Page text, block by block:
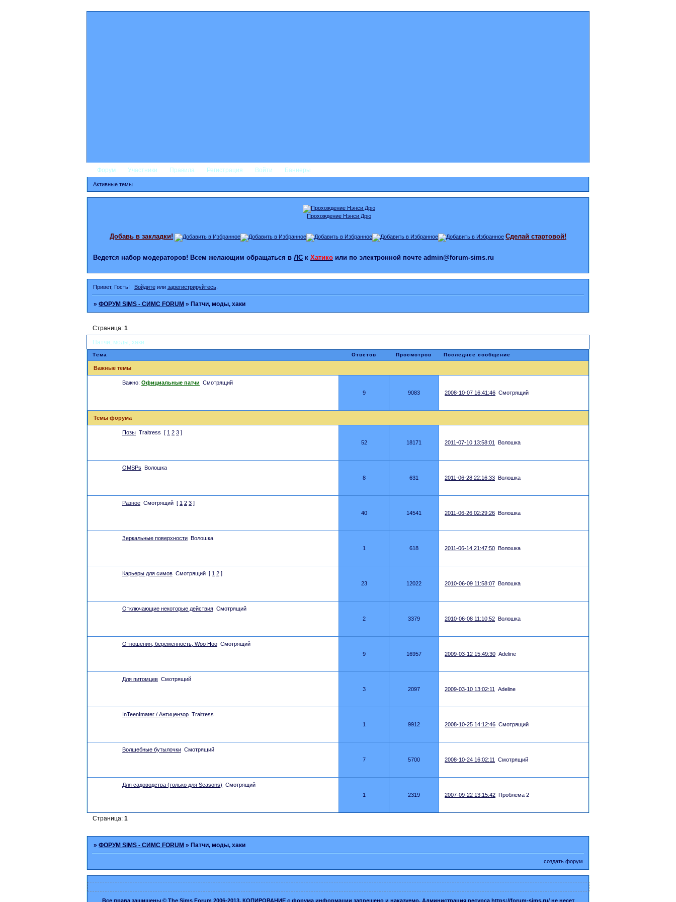
Форум Участники Правила Регистрация Войти Баннеры
Активные темы
Прохождение Нэнси Дрю
Добавь в закладки! Сделай стартовой!
Ведется набор модераторов! Всем желающим обращаться в ЛС к Хатико или по электронной почте admin@forum-sims.ru
Привет, Гость! Войдитеили зарегистрируйтесь.
»ФОРУМ SIMS - СИМС FORUM »Патчи, моды, хаки
Патчи, моды, хаки
Страница:1
Тема Ответов Просмотров Последнее сообщение
Важные темы
Важно: Официальные патчи Смотрящий
9
9083 2008-10-07 16:41:46 Смотрящий
Темы форума
Позы Traitress [ 1 2 3 ]
52
18171 2011-07-10 13:58:01 Волошка
OMSPs Волошка
8
631 2011-06-28 22:16:33 Волошка
Разное Смотрящий [ 1 2 3 ]
40
14541 2011-06-26 02:29:26 Волошка
Зеркальные поверхности Волошка
1
618 2011-06-14 21:47:50 Волошка
Карьеры для симов Смотрящий [ 1 2 ]
23
12022 2010-06-09 11:58:07 Волошка
Отключающие некоторые действия Смотрящий
2
3379 2010-06-08 11:10:52 Волошка
Отношения, беременность, Woo Hoo Смотрящий
9
16957 2009-03-12 15:49:30 Adeline
Для питомцев Смотрящий
3
2097 2009-03-10 13:02:11 Adeline
InTeenImater / Антицензор Traitress
1
9912 2008-10-25 14:12:46 Смотрящий
Волшебные бутылочки Смотрящий
7
5700 2008-10-24 16:02:11 Смотрящий
Для садоводства (только для Seasons) Смотрящий
1
2319 2007-09-22 13:15:42 Проблема 2
Страница:1
»ФОРУМ SIMS - СИМС FORUM » Патчи, моды, хаки
создать форум
Все права защищены © The Sims Forum 2006-2013. КОПИРОВАНИЕ с форума информации запрещено и наказуемо. Администрация ресурса https://forum-sims.ru/ не несет